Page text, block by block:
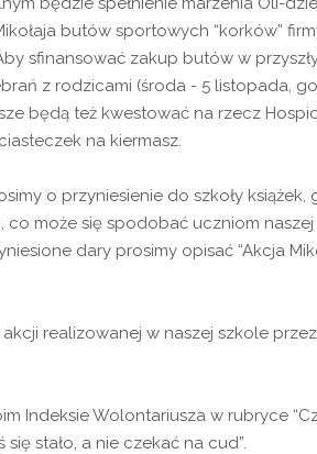
butów sportowych “korków”
sfinansować zakup butów w
z rodzicami (środa - 5 listopada,
będą też kwestować na rzecz
na kiermasz.
o przyniesienie do szkoły książek,
może się spodobać uczniom naszej
dary prosimy opisać “Akcja
realizowanej w naszej szkole
Indeksie Wolontariusza w rubryce
stało, a nie czekać na cud”.